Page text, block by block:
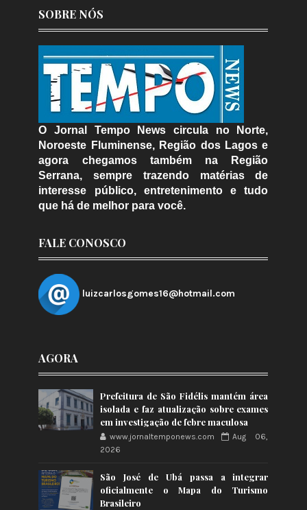
SOBRE NÓS
O Jornal Tempo News circula no Norte,
Noroeste Fluminense, Região dos Lagos e
agora chegamos também na Região
Serrana, sempre trazendo matérias de
interesse público, entretenimento e tudo
que há de melhor para você.
FALE CONOSCO
luizcarlosgomes16@hotmail.com
AGORA
Prefeitura de São Fidélis mantém área
isolada e faz atualização sobre exames
em investigação de febre maculosa
www.jornaltemponews.com
Aug 06,
2026
São José de Ubá passa a integrar
oficialmente o Mapa do Turismo
Brasileiro